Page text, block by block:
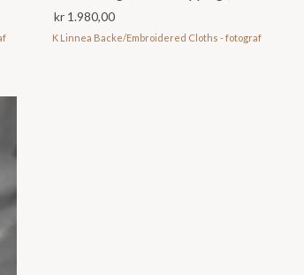
kr1.980,00
K Linnea Backe/Embroidered Cloths - fotograf